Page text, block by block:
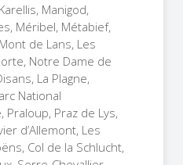
Manigod,
Méribel, Métabief,
de Lans, Les
Notre Dame de
La Plagne,
National
Praz de Lys,
d’Allemont, Les
Col de la Schlucht,